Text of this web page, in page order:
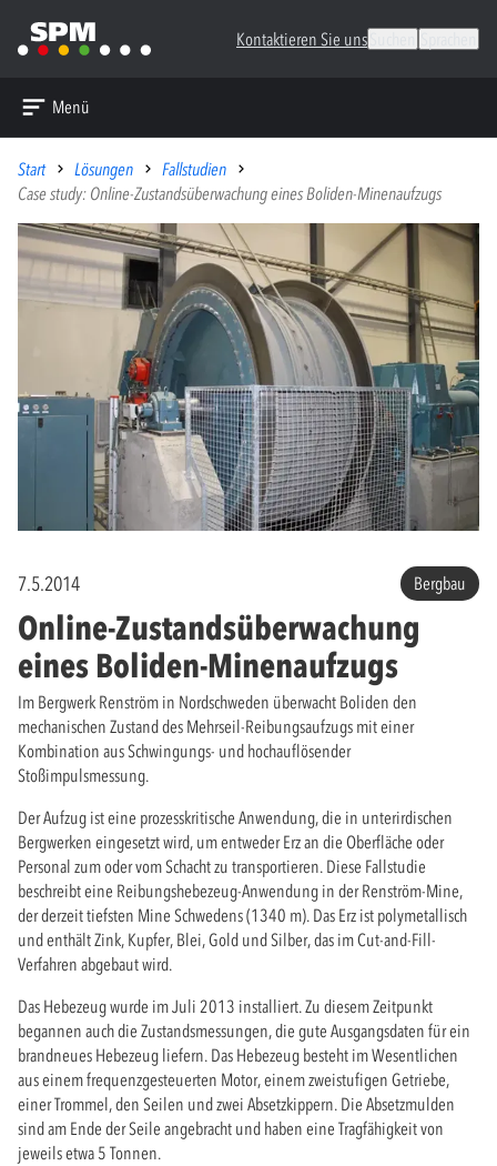
Kontaktieren Sie uns
Menü
Start Lösungen
Fallstudien
Case study: Online-Zustandsüberwachung eines Boliden-Minenaufzugs
7.5.2014 Bergbau
Online-Zustandsüberwachung
eines Boliden-Minenaufzugs
Im Bergwerk Renström in Nordschweden überwacht Boliden den
mechanischen Zustand des Mehrseil-Reibungsaufzugs mit einer
Kombination aus Schwingungs- und hochauflösender
Stoßimpulsmessung.
Der Aufzug ist eine prozesskritische Anwendung, die in unterirdischen
Bergwerken eingesetzt wird, um entweder Erz an die Oberfläche oder
Personal zum oder vom Schacht zu transportieren. Diese Fallstudie
beschreibt eine Reibungshebezeug-Anwendung in der Renström-Mine,
der derzeit tiefsten Mine Schwedens (1340 m). Das Erz ist polymetallisch
und enthält Zink, Kupfer, Blei, Gold und Silber, das im Cut-and-Fill-
Verfahren abgebaut wird.
Das Hebezeug wurde im Juli 2013 installiert. Zu diesem Zeitpunkt
begannen auch die Zustandsmessungen, die gute Ausgangsdaten für ein
brandneues Hebezeug liefern. Das Hebezeug besteht im Wesentlichen
aus einem frequenzgesteuerten Motor, einem zweistufigen Getriebe,
einer Trommel, den Seilen und zwei Absetzkippern. Die Absetzmulden
sind am Ende der Seile angebracht und haben eine Tragfähigkeit von
jeweils etwa 5 Tonnen.